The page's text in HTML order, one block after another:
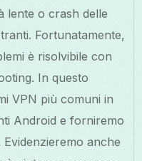
lente o crash delle
Fortunatamente,
è risolvibile con
In questo
VPN più comuni in
Android e forniremo
anche